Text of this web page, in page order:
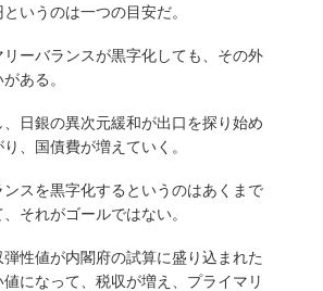
いうのは一つの目安だ。
リーバランスが黒字化しても、その外
ある。
日銀の異次元緩和が出口を探り始め
、国債費が増えていく。
スを黒字化するというのはあくまで
それがゴールではない。
性値が内閣府の試算に盛り込まれた
値になって、税収が増え、プライマリ